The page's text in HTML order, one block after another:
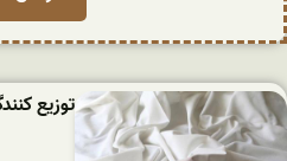
توزیع